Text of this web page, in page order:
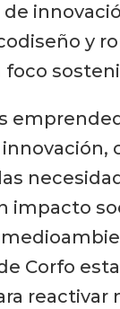
y
foco
impacto
Corfo
reactivar